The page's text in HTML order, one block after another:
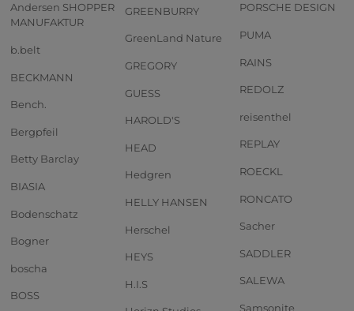
Andersen SHOPPER
MANUFAKTUR
b.belt
BECKMANN
Bench.
Bergpfeil
Betty Barclay
BIASIA
Bodenschatz
Bogner
boscha
BOSS
GREENBURRY
GreenLand Nature
GREGORY
GUESS
HAROLD'S
HEAD
Hedgren
HELLY HANSEN
Herschel
HEYS
H.I.S
PORSCHE DESIGN
PUMA
RAINS
REDOLZ
reisenthel
REPLAY
ROECKL
RONCATO
Sacher
SADDLER
SALEWA
Samsonite